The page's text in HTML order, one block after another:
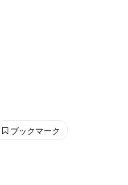
ブックマーク